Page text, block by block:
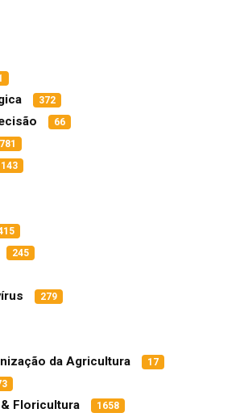
372
66
245
279
da Agricultura 17
Floricultura 1658